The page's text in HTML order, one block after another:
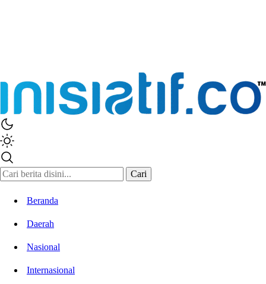
Cari
Beranda
Daerah
Nasional
Internasional